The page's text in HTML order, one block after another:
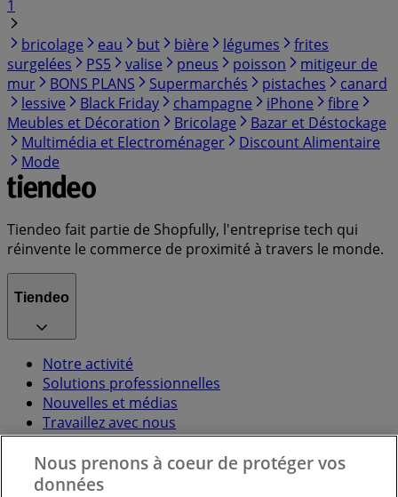
1
bricolage
eau but bière légumes
frites
surgelées
PS5 valise pneus poisson
mitigeur de
mur
BONS PLANS Supermarchés pistaches
canard
lessive
Black Friday champagne iPhone
fibre
Meubles et Décoration
Bricolage
Bazar et Déstockage
Multimédia et Electroménager
Discount Alimentaire
Mode
Tiendeo fait partie de Shopfully, l'entreprise tech qui
réinvente le commerce de proximité à travers le monde.
Tiendeo
Notre activité
Solutions professionnelles
Nouvelles et médias
Travaillez avec nous
Contactez-nous
Nous prenons à coeur de protéger vos
données